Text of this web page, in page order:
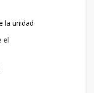
la unidad
el